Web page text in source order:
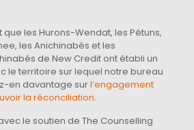
que les Hurons-Wendat, les Pétuns,
les Anichinabés et les
de New Credit ont établi un
le territoire sur lequel notre bureau
en davantage surl’engagement
la réconciliation.
le soutien de The Counselling